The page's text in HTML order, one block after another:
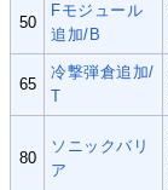
50
Fモジュール
追加/B
65
冷撃弾倉追加/
T
80
ソニックバリ
ア